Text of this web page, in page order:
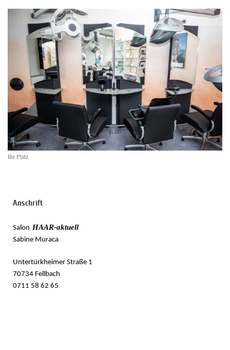
Ihr Platz
Anschrift
Salon HAAR-aktuell
Sabine Muraca
Untertürkheimer Straße 1
70734 Fellbach
0711 58 62 65